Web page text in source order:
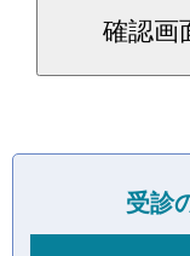
受診